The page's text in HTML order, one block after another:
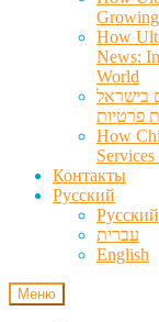
How
News:
World
בישראל
פרטיות
How
Контакты
Русский
Русский
עברית
English
Меню